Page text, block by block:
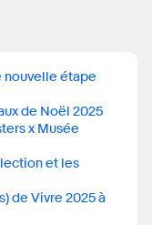
nouvelle étape
de Noël 2025
x Musée
et les
de Vivre 2025 à